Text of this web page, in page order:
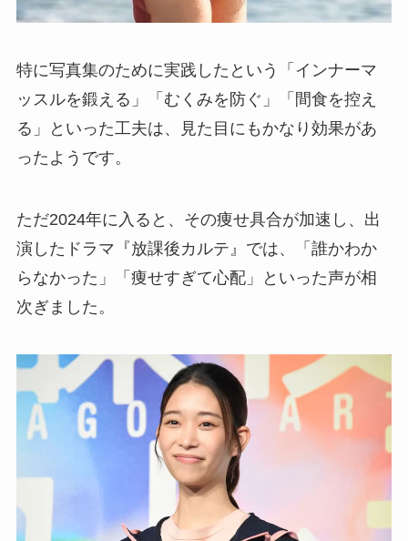
特に写真集のために実践したという「インナーマ
ッスルを鍛える」「むくみを防ぐ」「間食を控え
る」といった工夫は、見た目にもかなり効果があ
ったようです。
ただ2024年に入ると、その痩せ具合が加速し、出
演したドラマ『放課後カルテ』では、「誰かわか
らなかった」「痩せすぎて心配」といった声が相
次ぎました。